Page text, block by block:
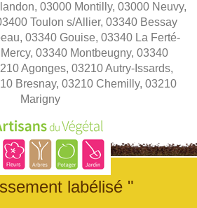
03000 Montilly, 03000 Neuvy,
Toulon s/Allier, 03340 Bessay
03340 Gouise, 03340 La Ferté-
03340 Montbeugny, 03340
Agonges, 03210 Autry-Issards,
Bresnay, 03210 Chemilly, 03210
Marigny
labélisé "